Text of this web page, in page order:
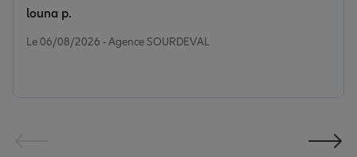
Le 06/08/2026 - Agence SOURDEVAL
louna p.